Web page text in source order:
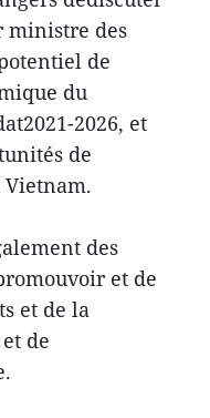
ministre des
de
du
2026, et
de
des
et de
et de la
de